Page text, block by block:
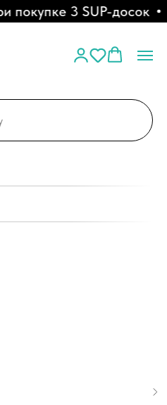
3 SUP-досок